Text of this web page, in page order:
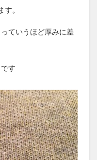
。
ていうほど厚みに差
す